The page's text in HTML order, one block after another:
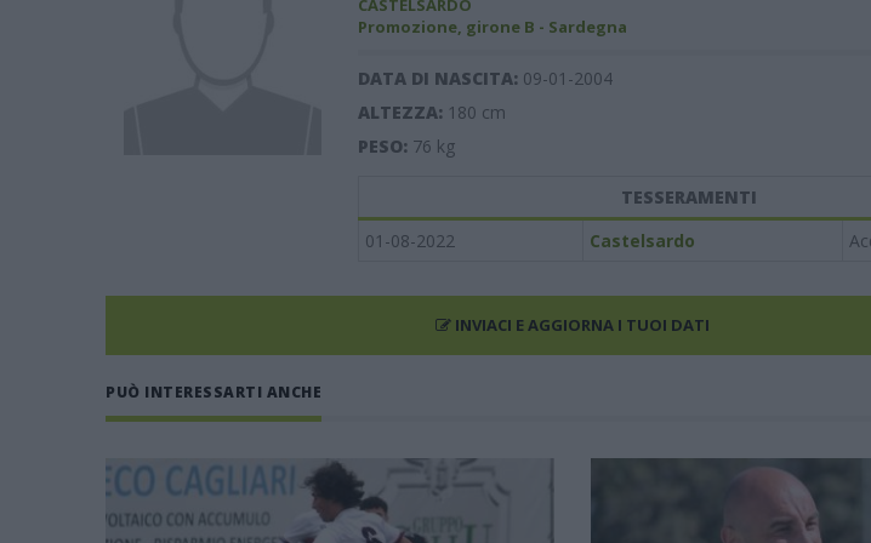
CASTELSARDO
Promozione, girone B - Sardegna
DATA DI NASCITA: 09-01-2004
ALTEZZA: 180 cm
PESO: 76 kg
TESSERAMENTI
01-08-2022
Castelsardo
INVIACI E AGGIORNA I TUOI DATI
PUÒ INTERESSARTI ANCHE